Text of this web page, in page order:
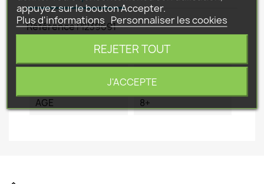
RéférenceP|239691
Fiche technique
AGE 8+
appuyez sur le bouton Accepter.
Plus d'informations Personnaliser les cookies
REJETER TOUT
J'ACCEPTE